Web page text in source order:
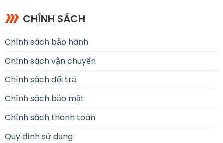
CHÍNH SÁCH
Chính sách bảo hành
Chính sách vận chuyển
Chính sách đổi trả
Chính sách bảo mật
Chính sách thanh toán
Quy định sử dụng